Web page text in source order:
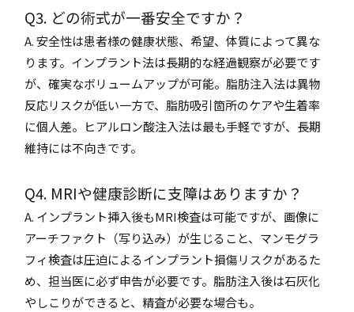
Q3. どの術式が一番安全ですか？
A. 安全性は患者様の健康状態、希望、体質によって異な
ります。インプラント法は長期的な経過観察が必要です
が、確実なボリュームアップが可能。脂肪注入法は異物
反応リスクが低い一方で、脂肪吸引箇所のケアや生着率
に個人差。ヒアルロン酸注入法は最も手軽ですが、長期
維持には不向きです。
Q4. MRIや健康診断に支障はありますか？
A. インプラント挿入後もMRI検査は可能ですが、画像に
アーチファクト（写り込み）が生じること、マンモグラ
フィ検査は圧迫によるインプラント損傷リスクがあるた
め、担当医に必ず申告が必要です。脂肪注入後は石灰化
やしこりができると、精査が必要な場合も。